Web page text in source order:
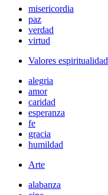
misericordia
paz
verdad
virtud
Valores espiritualidad
alegria
amor
caridad
esperanza
fe
gracia
humildad
Arte
alabanza